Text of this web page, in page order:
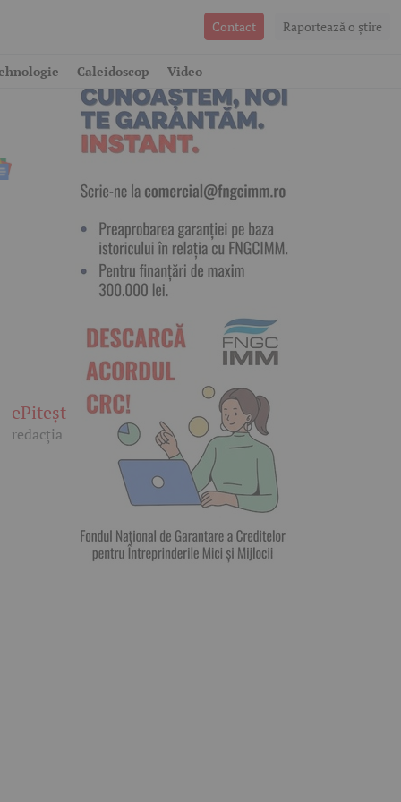
Contact Raportează o ştire
Caleidoscop Video
ePitești
redacția